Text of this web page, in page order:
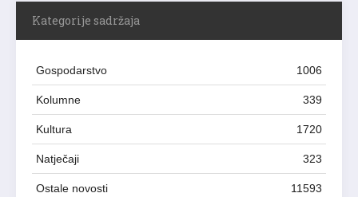
Kategorije sadržaja
Gospodarstvo 1006
Kolumne 339
Kultura 1720
Natječaji 323
Ostale novosti 11593